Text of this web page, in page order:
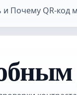
Почему QR-код